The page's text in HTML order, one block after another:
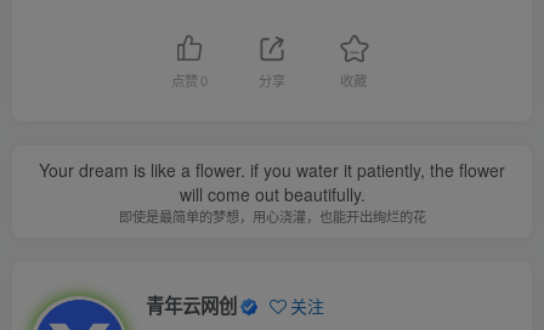
点赞0 分享 收藏
Your dream is like a flower. if you water it patiently, the flower
will come out beautifully.
即使是最简单的梦想，用心浇灌，也能开出绚烂的花
青年云网创 关注